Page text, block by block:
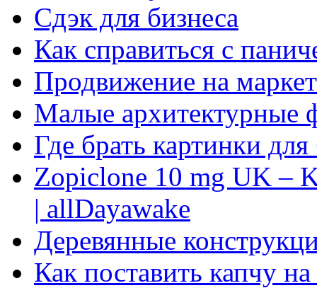
Сдэк для бизнеса
Как справиться с
Продвижение на
Малые архитектурные
Где брать картинки
Zopiclone 10 mg UK –
| allDayawake
Деревянные
Как поставить капчу